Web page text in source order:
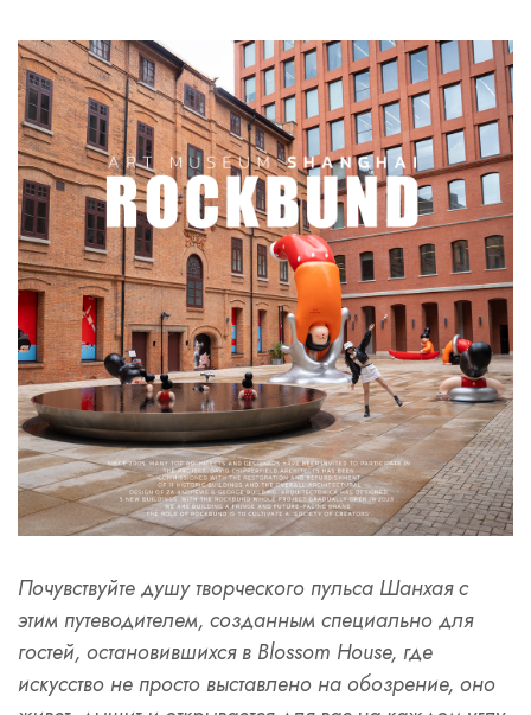
Почувствуйте душу творческого пульса Шанхая с
этим путеводителем, созданным специально для
гостей, остановившихся в Blossom House, где
искусство не просто выставлено на обозрение, оно